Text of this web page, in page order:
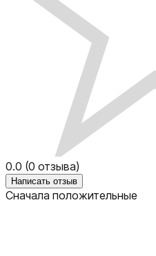
0.0 (0 отзыва)
Написать отзыв
Сначала положительные